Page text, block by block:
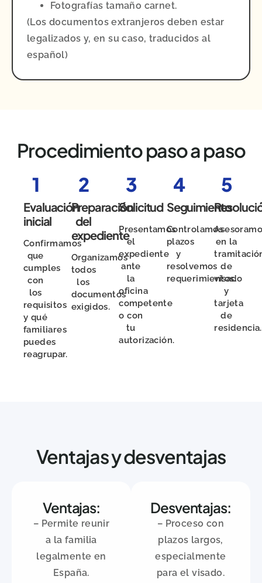
Fotografías tamaño carnet.
(Los documentos extranjeros deben estar
legalizados y, en su caso, traducidos al
español)
Procedimiento paso a paso
1
Evaluación
inicial
Confirmamos
que
cumples
con
los
requisitos
y qué
familiares
puedes
reagrupar.
2
Preparación
del
expediente
Organizamos
todos
los
documentos
exigidos.
3
Solicitud
Presentamos
el
expediente
ante
la
oficina
competente
o con
tu
autorización.
4
Seguimiento
Controlamos
plazos
y
resolvemos
requerimientos.
5
en la
de
visado
y
tarjeta
de
residencia.
Ventajas y desventajas
Ventajas:
– Permite reunir
a la familia
legalmente en
España.
Desventajas:
– Proceso con
plazos largos,
especialmente
para el visado.